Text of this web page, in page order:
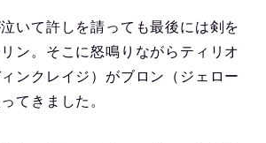
いて許しを請っても最後には剣を
ン。そこに怒鳴りながらティリオ
ンクレイジ）がブロン（ジェロー
てきました。